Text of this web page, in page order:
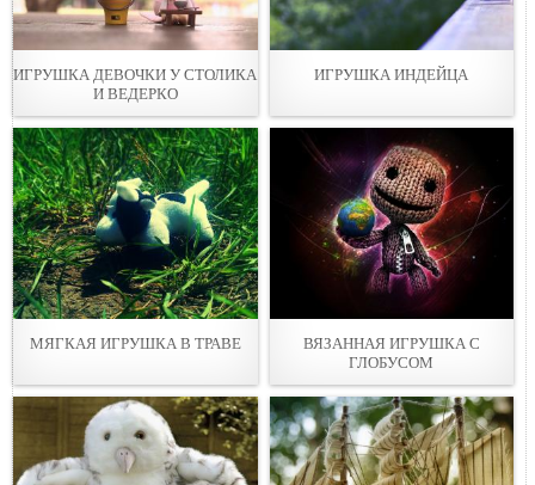
ИГРУШКА ДЕВОЧКИ У СТОЛИКА
И ВЕДЕРКО
ИГРУШКА ИНДЕЙЦА
МЯГКАЯ ИГРУШКА В ТРАВЕ
ВЯЗАННАЯ ИГРУШКА С
ГЛОБУСОМ